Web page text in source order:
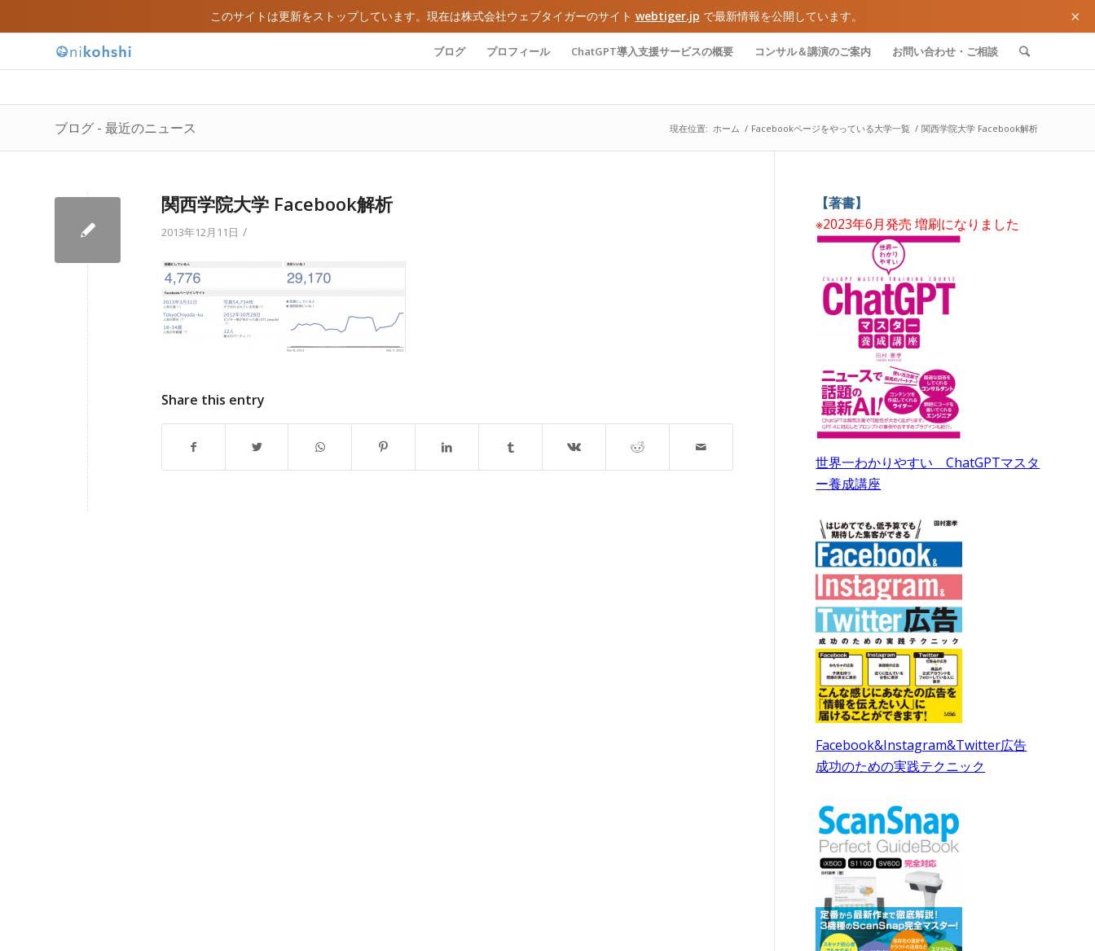
このサイトは更新をストップしています。現在は株式会社ウェブタイガーのサイト webtiger.jp で最新情報を公開しています。 ×
ブログ プロフィール ChatGPT導入支援サービスの概要 コンサル＆講演のご案内 お問い合わせ・ご相談
ブログ - 最近のニュース 現在位置: ホーム / Facebookページをやっている大学一覧 / 関西学院大学 Facebook解析
関西学院大学 Facebook解析
2013年12月11日 /
Share this entry
【著書】
※2023年6月発売 増刷になりました
世界一わかりやすい ChatGPTマスタ
ー養成講座
Facebook&Instagram&Twitter広告
成功のための実践テクニック